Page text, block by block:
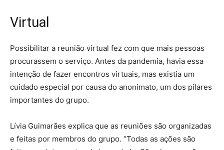
Virtual
Possibilitar a reunião virtual fez com que mais pessoas
procurassem o serviço. Antes da pandemia, havia essa
intenção de fazer encontros virtuais, mas existia um
cuidado especial por causa do anonimato, um dos pilares
importantes do grupo.
Lívia Guimarães explica que as reuniões são organizadas
e feitas por membros do grupo. “Todas as ações são